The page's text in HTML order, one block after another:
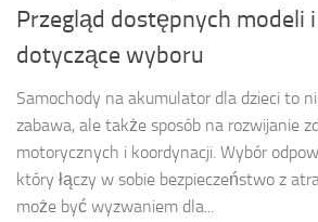
Przegląd dostępnych modeli
dotyczące wyboru
Samochody na akumulator dla dzieci to
zabawa, ale także sposób na rozwijanie
motorycznych i koordynacji. Wybór
który łączy w sobie bezpieczeństwo z
może być wyzwaniem dla...